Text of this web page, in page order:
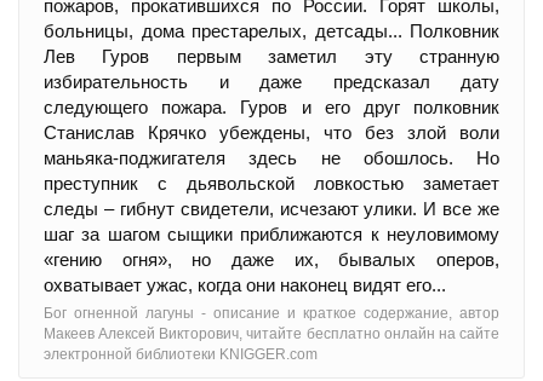
пожаров, прокатившихся по России. Горят школы,
больницы, дома престарелых, детсады... Полковник
Лев Гуров первым заметил эту странную
избирательность и даже предсказал дату
следующего пожара. Гуров и его друг полковник
Станислав Крячко убеждены, что без злой воли
маньяка-поджигателя здесь не обошлось. Но
преступник с дьявольской ловкостью заметает
следы – гибнут свидетели, исчезают улики. И все же
шаг за шагом сыщики приближаются к неуловимому
«гению огня», но даже их, бывалых оперов,
охватывает ужас, когда они наконец видят его...
Бог огненной лагуны - oписание и краткое содержание, автор
Макеев Алексей Викторович, читайте бесплатно онлайн на сайте
электронной библиотеки KNIGGER.com